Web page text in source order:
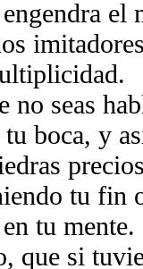
el
no seas
tu boca, y
tu fin
tu mente.
que si